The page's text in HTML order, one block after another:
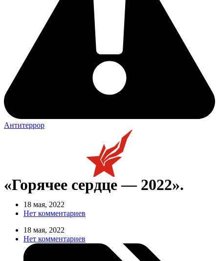
Антитеррор
«Горячее сердце — 2022».
18 мая, 2022
Нет комментариев
18 мая, 2022
Нет комментариев